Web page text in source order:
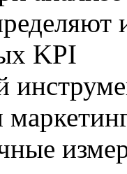
KPI